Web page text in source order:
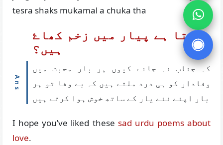
tesra shaks mukamal a chuka tha
لگتا ہے پیار میں زخم کھاۓ
ہیں؟
کہ جناب نہ جانے کیوں ہر بار محبت میں
وفادار کو ہی درد ملتے ہیں کہ بے وفا تو ہر
بار اپنے نئے یار کے ساتھ خوش ہوا کرتے ہیں
I hope you’ve liked these sad urdu poems about
love.